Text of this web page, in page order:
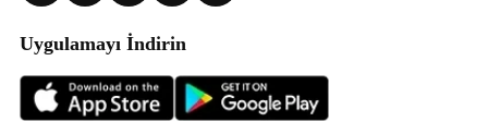
Uygulamayı İndirin